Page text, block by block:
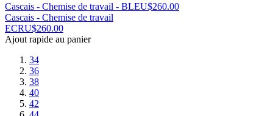
Cascais - Chemise de travail - BLEU$260.00
Cascais - Chemise de travail
ECRU$260.00
Ajout rapide au panier
34
36
38
40
42